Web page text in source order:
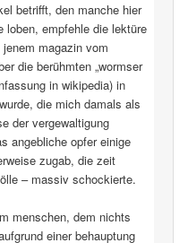
betrifft, den manche hier
loben, empfehle die lektüre
magazin vom
die berühmten „wormser
in wikipedia) in
die mich damals als
der vergewaltigung
angebliche opfer einige
zugab, die zeit
– massiv schockierte.
menschen, dem nichts
einer behauptung